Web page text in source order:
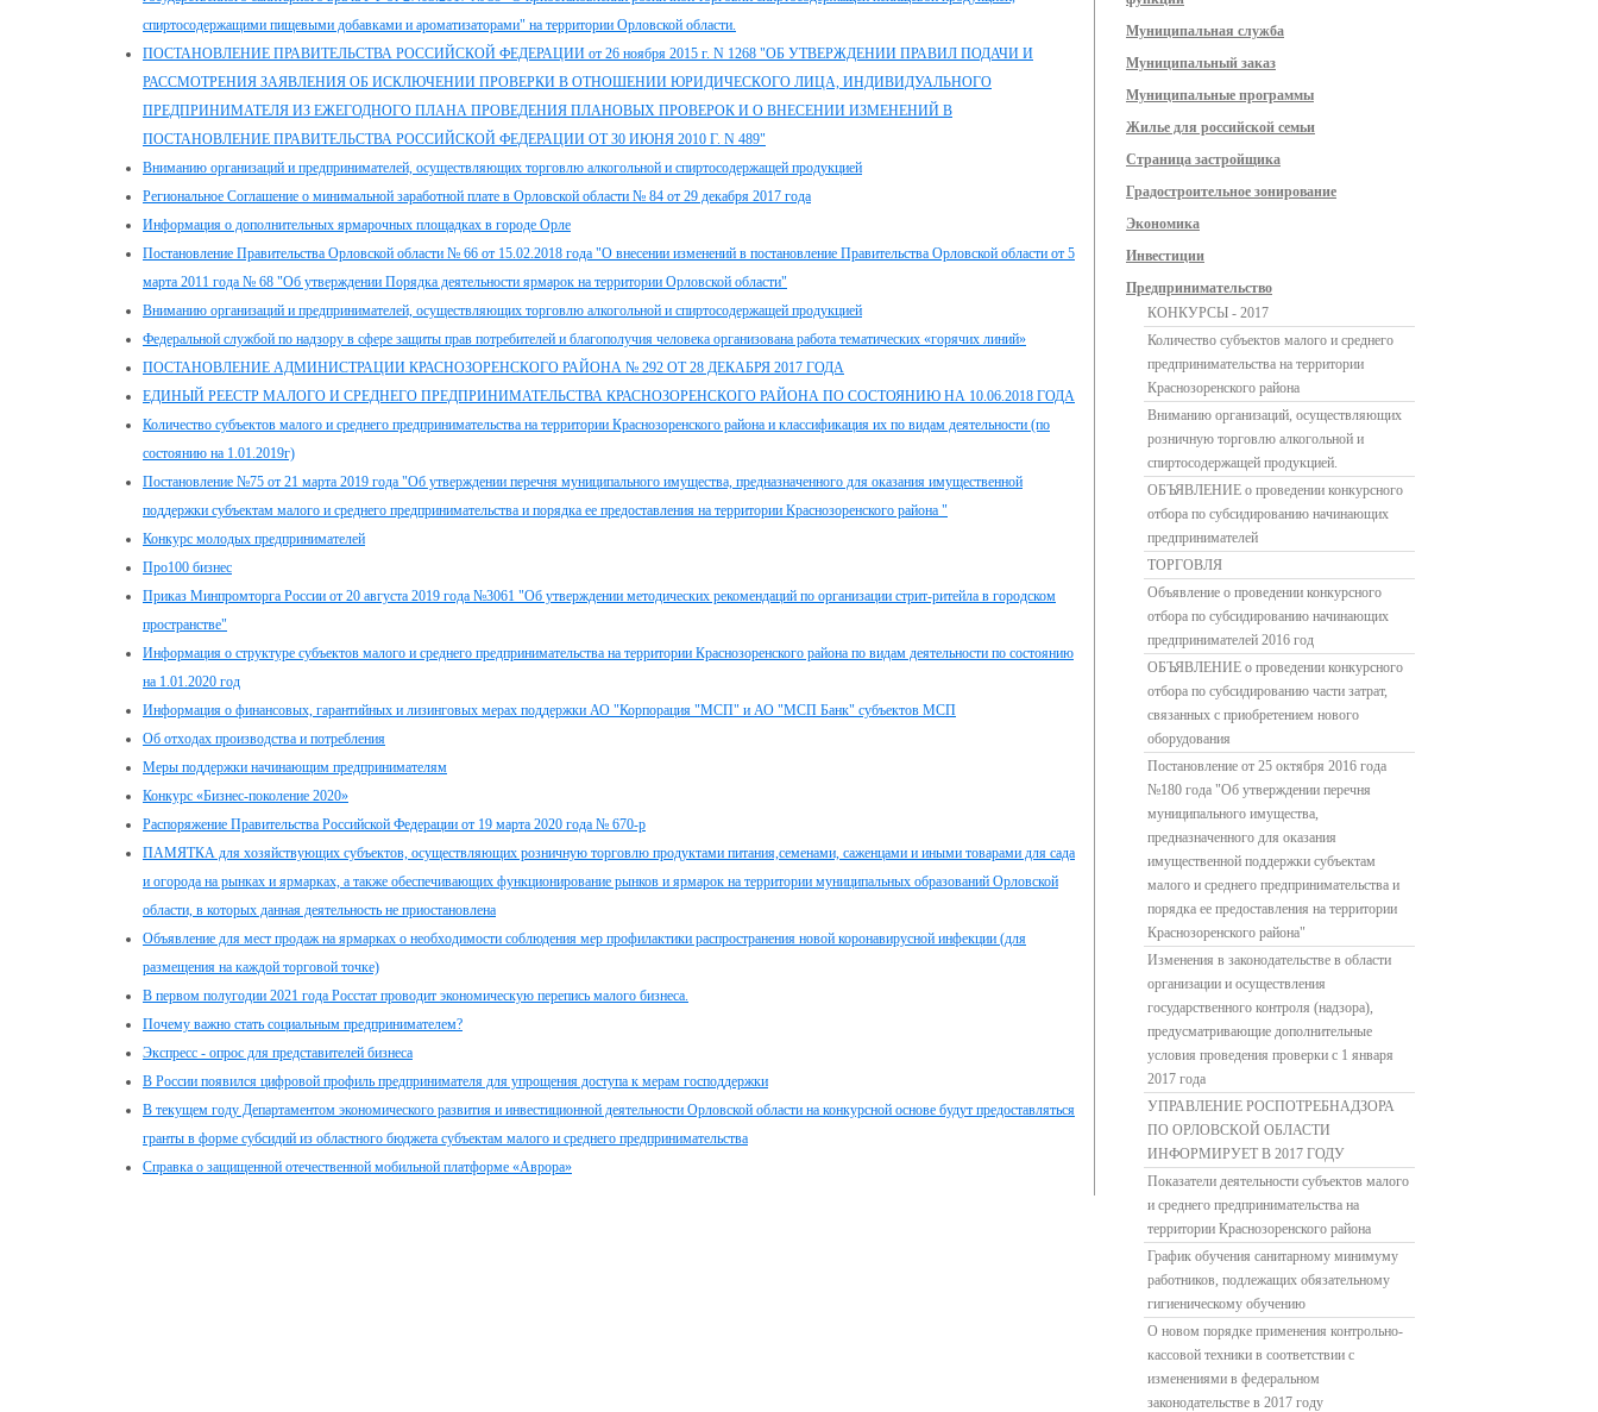
спиртосодержащими пищевыми добавками и ароматизаторами" на территории Орловской области.
ПОСТАНОВЛЕНИЕ ПРАВИТЕЛЬСТВА РОССИЙСКОЙ ФЕДЕРАЦИИ от 26 ноября 2015 г. N 1268 "ОБ УТВЕРЖДЕНИИ ПРАВИЛ ПОДАЧИ И
РАССМОТРЕНИЯ ЗАЯВЛЕНИЯ ОБ ИСКЛЮЧЕНИИ ПРОВЕРКИ В ОТНОШЕНИИ ЮРИДИЧЕСКОГО ЛИЦА, ИНДИВИДУАЛЬНОГО
ПРЕДПРИНИМАТЕЛЯ ИЗ ЕЖЕГОДНОГО ПЛАНА ПРОВЕДЕНИЯ ПЛАНОВЫХ ПРОВЕРОК И О ВНЕСЕНИИ ИЗМЕНЕНИЙ В
ПОСТАНОВЛЕНИЕ ПРАВИТЕЛЬСТВА РОССИЙСКОЙ ФЕДЕРАЦИИ ОТ 30 ИЮНЯ 2010 Г. N 489"
Вниманию организаций и предпринимателей, осуществляющих торговлю алкогольной и спиртосодержащей продукцией
Региональное Соглашение о минимальной заработной плате в Орловской области № 84 от 29 декабря 2017 года
Информация о дополнительных ярмарочных площадках в городе Орле
Постановление Правительства Орловской области № 66 от 15.02.2018 года "О внесении изменений в постановление Правительства Орловской области от 5
марта 2011 года № 68 "Об утверждении Порядка деятельности ярмарок на территории Орловской области"
Вниманию организаций и предпринимателей, осуществляющих торговлю алкогольной и спиртосодержащей продукцией
Федеральной службой по надзору в сфере защиты прав потребителей и благополучия человека организована работа тематических «горячих линий»
ПОСТАНОВЛЕНИЕ АДМИНИСТРАЦИИ КРАСНОЗОРЕНСКОГО РАЙОНА № 292 ОТ 28 ДЕКАБРЯ 2017 ГОДА
ЕДИНЫЙ РЕЕСТР МАЛОГО И СРЕДНЕГО ПРЕДПРИНИМАТЕЛЬСТВА КРАСНОЗОРЕНСКОГО РАЙОНА ПО СОСТОЯНИЮ НА 10.06.2018 ГОДА
Количество субъектов малого и среднего предпринимательства на территории Краснозоренского района и классификация их по видам деятельности (по
состоянию на 1.01.2019г)
Постановление №75 от 21 марта 2019 года "Об утверждении перечня муниципального имущества, предназначенного для оказания имущественной
поддержки субъектам малого и среднего предпринимательства и порядка ее предоставления на территории Краснозоренского района "
Конкурс молодых предпринимателей
Про100 бизнес
Приказ Минпромторга России от 20 августа 2019 года №3061 "Об утверждении методических рекомендаций по организации стрит-ритейла в городском
пространстве"
Информация о структуре субъектов малого и среднего предпринимательства на территории Краснозоренского района по видам деятельности по состоянию
на 1.01.2020 год
Информация о финансовых, гарантийных и лизинговых мерах поддержки АО "Корпорация "МСП" и АО "МСП Банк" субъектов МСП
Об отходах производства и потребления
Меры поддержки начинающим предпринимателям
Конкурс «Бизнес-поколение 2020»
Распоряжение Правительства Российской Федерации от 19 марта 2020 года № 670-р
ПАМЯТКА для хозяйствующих субъектов, осуществляющих розничную торговлю продуктами питания,семенами, саженцами и иными товарами для сада
и огорода на рынках и ярмарках, а также обеспечивающих функционирование рынков и ярмарок на территории муниципальных образований Орловской
области, в которых данная деятельность не приостановлена
Объявление для мест продаж на ярмарках о необходимости соблюдения мер профилактики распространения новой коронавирусной инфекции (для
размещения на каждой торговой точке)
В первом полугодии 2021 года Росстат проводит экономическую перепись малого бизнеса.
Почему важно стать социальным предпринимателем?
Экспресс - опрос для представителей бизнеса
В России появился цифровой профиль предпринимателя для упрощения доступа к мерам господдержки
В текущем году Департаментом экономического развития и инвестиционной деятельности Орловской области на конкурсной основе будут предоставляться
гранты в форме субсидий из областного бюджета субъектам малого и среднего предпринимательства
Справка о защищенной отечественной мобильной платформе «Аврора»
Муниципальная служба
Муниципальный заказ
Муниципальные программы
Жилье для российской семьи
Страница застройщика
Градостроительное зонирование
Экономика
Инвестиции
Предпринимательство
КОНКУРСЫ - 2017
Количество субъектов малого и среднего
предпринимательства на территории
Краснозоренского района
Вниманию организаций, осуществляющих
розничную торговлю алкогольной и
спиртосодержащей продукцией.
ОБЪЯВЛЕНИЕ о проведении конкурсного
отбора по субсидированию начинающих
предпринимателей
ТОРГОВЛЯ
Объявление о проведении конкурсного
отбора по субсидированию начинающих
предпринимателей 2016 год
ОБЪЯВЛЕНИЕ о проведении конкурсного
отбора по субсидированию части затрат,
связанных с приобретением нового
оборудования
Постановление от 25 октября 2016 года
№180 года "Об утверждении перечня
муниципального имущества,
предназначенного для оказания
имущественной поддержки субъектам
малого и среднего предпринимательства и
порядка ее предоставления на территории
Краснозоренского района"
Изменения в законодательстве в области
организации и осуществления
государственного контроля (надзора),
предусматривающие дополнительные
условия проведения проверки с 1 января
2017 года
УПРАВЛЕНИЕ РОСПОТРЕБНАДЗОРА
ПО ОРЛОВСКОЙ ОБЛАСТИ
ИНФОРМИРУЕТ В 2017 ГОДУ
Показатели деятельности субъектов малого
и среднего предпринимательства на
территории Краснозоренского района
График обучения санитарному минимуму
работников, подлежащих обязательному
гигиеническому обучению
О новом порядке применения контрольно-
кассовой техники в соответствии с
изменениями в федеральном
законодательстве в 2017 году